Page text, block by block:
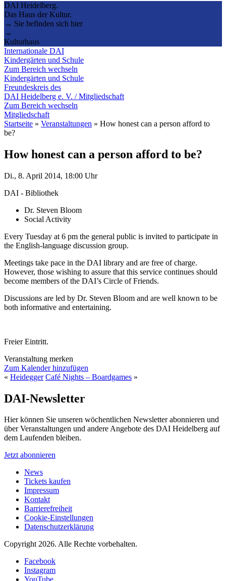
DAI Heidelberg.
Das Haus der Kultur.
→ Sie befinden sich hier
→
Kulturhaus
Internationale DAI
Kindergärten und Schule
Zum Bereich wechseln
Kindergärten und Schule
Freundeskreis des
DAI Heidelberg e. V. / Mitgliedschaft
Zum Bereich wechseln
Mitgliedschaft
Startseite » Veranstaltungen » How honest can a person afford to
be?
How honest can a person afford to be?
Di., 8. April 2014, 18:00 Uhr
DAI - Bibliothek
Dr. Steven Bloom
Social Activity
Every Tuesday at 6 pm the general public is invited to participate in
the English-language discussion group.
Meetings take pace in the DAI library and are free of charge.
However, those wishing to assure that this service continues should
become members of the DAI’s Circle of Friends.
Discussions are led by Dr. Steven Bloom and are well known to be
both informative and entertaining.
Freier Eintritt.
Veranstaltung merken
Zum Kalender hinzufügen
« Heidegger Café Nights – Boardgames »
DAI-Newsletter
Hier können Sie unseren wöchentlichen Newsletter abonnieren und
über Veranstaltungen und andere Angebote des DAI Heidelberg auf
dem Laufenden bleiben.
Jetzt abonnieren
News
Tickets kaufen
Impressum
Kontakt
Barrierefreiheit
Cookie-Einstellungen
Datenschutzerklärung
Copyright 2026. Alle Rechte vorbehalten.
Facebook
Instagram